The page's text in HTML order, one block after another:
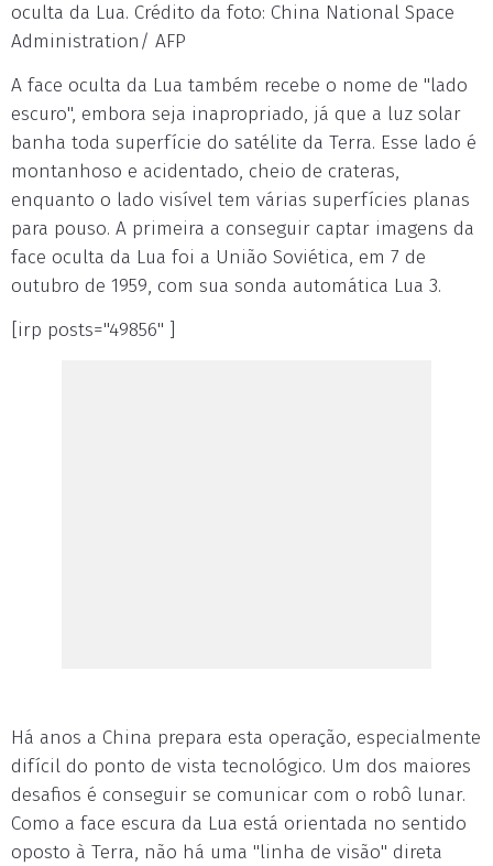
oculta da Lua. Crédito da foto: China National Space
Administration/ AFP
A face oculta da Lua também recebe o nome de "lado
escuro", embora seja inapropriado, já que a luz solar
banha toda superfície do satélite da Terra. Esse lado é
montanhoso e acidentado, cheio de crateras,
enquanto o lado visível tem várias superfícies planas
para pouso. A primeira a conseguir captar imagens da
face oculta da Lua foi a União Soviética, em 7 de
outubro de 1959, com sua sonda automática Lua 3.
[irp posts="49856" ]
Há anos a China prepara esta operação, especialmente
difícil do ponto de vista tecnológico. Um dos maiores
desafios é conseguir se comunicar com o robô lunar.
Como a face escura da Lua está orientada no sentido
oposto à Terra, não há uma "linha de visão" direta